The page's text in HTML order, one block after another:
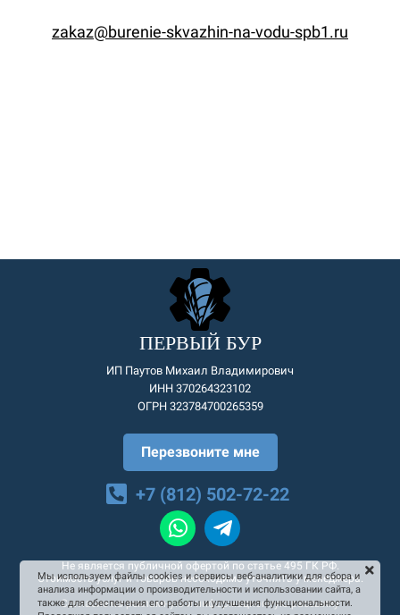
zakaz@burenie-skvazhin-na-vodu-spb1.ru
ПЕРВЫЙ БУР
ИП Паутов Михаил Владимирович
ИНН 370264323102
ОГРН 323784700265359
Перезвоните мне
+7 (812) 502-72-22
Не является публичной офертой по статье 495 ГК РФ.
Стоимость услуг и товаров необходимо уточнять у менеджера.
Согласие на рекламную и информационную рассылку
Мы используем файлы cookies и сервисы веб-аналитики для сбора и
анализа информации о производительности и использовании сайта, а
также для обеспечения его работы и улучшения функциональности.